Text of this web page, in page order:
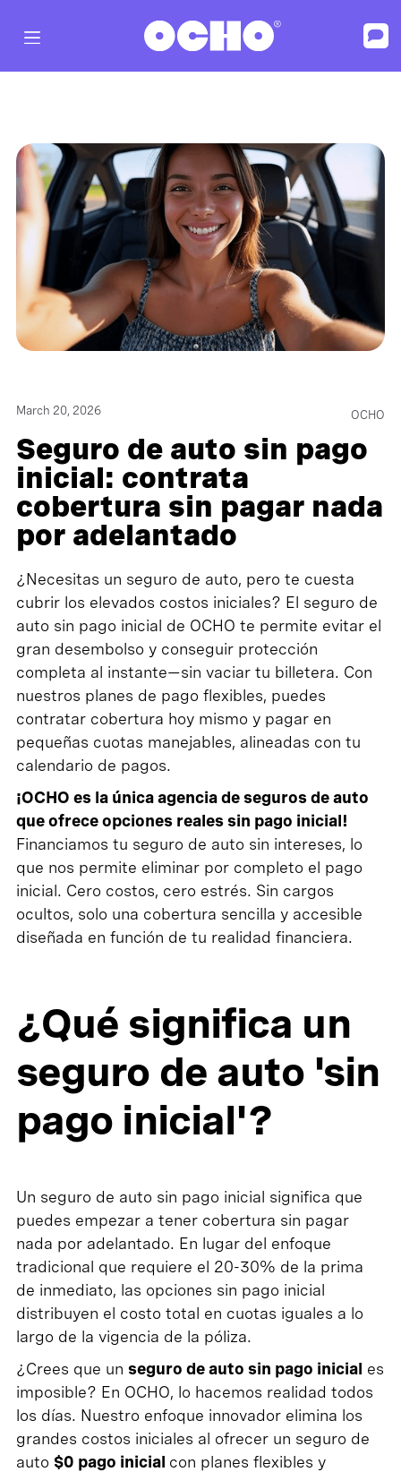
March 20, 2026 OCHO
Seguro de auto sin pago
inicial: contrata
cobertura sin pagar nada
por adelantado
¿Necesitas un seguro de auto, pero te cuesta
cubrir los elevados costos iniciales? El seguro de
auto sin pago inicial de OCHO te permite evitar el
gran desembolso y conseguir protección
completa al instante—sin vaciar tu billetera. Con
nuestros planes de pago flexibles, puedes
contratar cobertura hoy mismo y pagar en
pequeñas cuotas manejables, alineadas con tu
calendario de pagos.
¡OCHO es la única agencia de seguros de auto
que ofrece opciones reales sin pago inicial!
Financiamos tu seguro de auto sin intereses, lo
que nos permite eliminar por completo el pago
inicial. Cero costos, cero estrés. Sin cargos
ocultos, solo una cobertura sencilla y accesible
diseñada en función de tu realidad financiera.
¿Qué significa un
seguro de auto 'sin
pago inicial'?
Un seguro de auto sin pago inicial significa que
puedes empezar a tener cobertura sin pagar
nada por adelantado. En lugar del enfoque
tradicional que requiere el 20-30% de la prima
de inmediato, las opciones sin pago inicial
distribuyen el costo total en cuotas iguales a lo
largo de la vigencia de la póliza.
¿Crees que un seguro de auto sin pago inicial es
imposible? En OCHO, lo hacemos realidad todos
los días. Nuestro enfoque innovador elimina los
grandes costos iniciales al ofrecer un seguro de
auto $0 pago inicial con planes flexibles y